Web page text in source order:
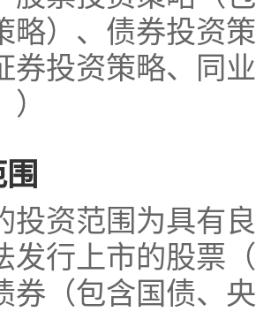
略）、债券投资
券投资策略、同
投资范围为具有
发行上市的股票
券（包含国债、